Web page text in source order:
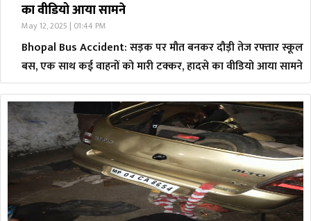
का वीडियो आया सामने
May 12, 2025 | 01:44 PM
Bhopal Bus Accident: सड़क पर मौत बनकर दौड़ी तेज रफ्तार स्कूल
बस, एक साथ कई वाहनों को मारी टक्कर, हादसे का वीडियो आया सामने